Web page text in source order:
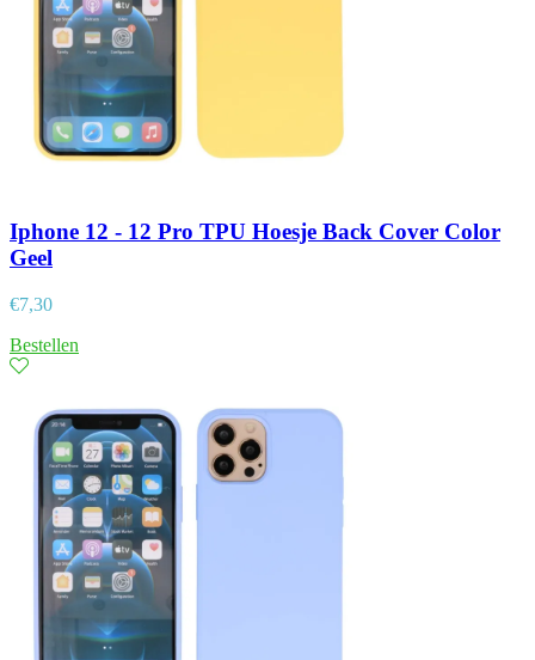
Iphone 12 - 12 Pro TPU Hoesje Back Cover Color
Geel
€7,30
Bestellen